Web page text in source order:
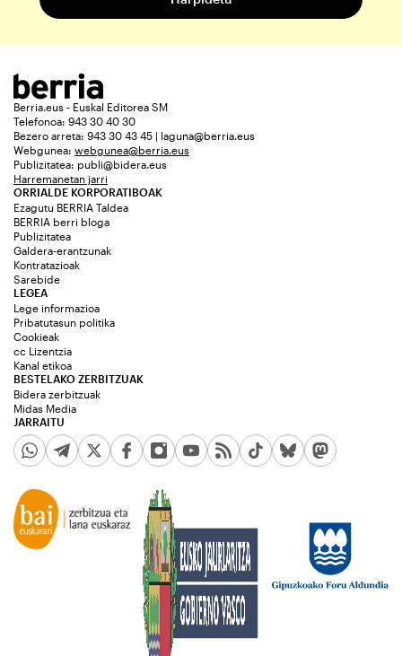
Berria.eus - Euskal Editorea SM
Telefonoa: 943 30 40 30
Bezero arreta: 943 30 43 45 | laguna@berria.eus
Webgunea: webgunea@berria.eus
Publizitatea: publi@bidera.eus
Harremanetan jarri
ORRIALDE KORPORATIBOAK
Ezagutu BERRIA Taldea
BERRIA berri bloga
Publizitatea
Galdera-erantzunak
Kontratazioak
Sarebide
JARRAITU
LEGEA
Lege informazioa
Pribatutasun politika
Cookieak
cc Lizentzia
Kanal etikoa
BESTELAKO ZERBITZUAK
Bidera zerbitzuak
Midas Media